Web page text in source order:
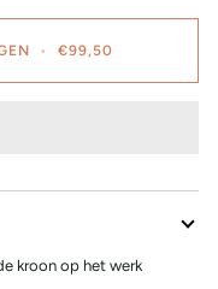
• €99,50
kroon op het werk